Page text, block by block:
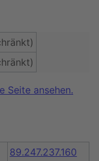
Seite ansehen.
89.247.237.160